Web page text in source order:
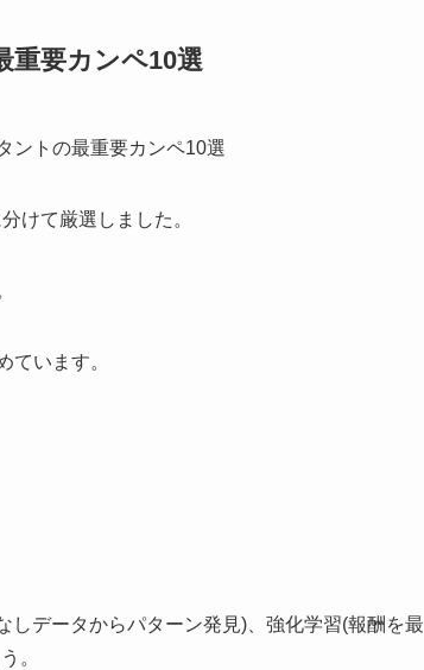
重要カンペ10選
けて厳選しました。
ています。
データからパターン発見)、強化学習(報酬を最
。